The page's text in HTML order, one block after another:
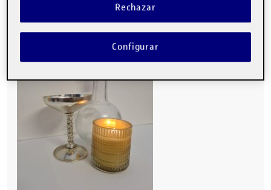
Rechazar
Configurar